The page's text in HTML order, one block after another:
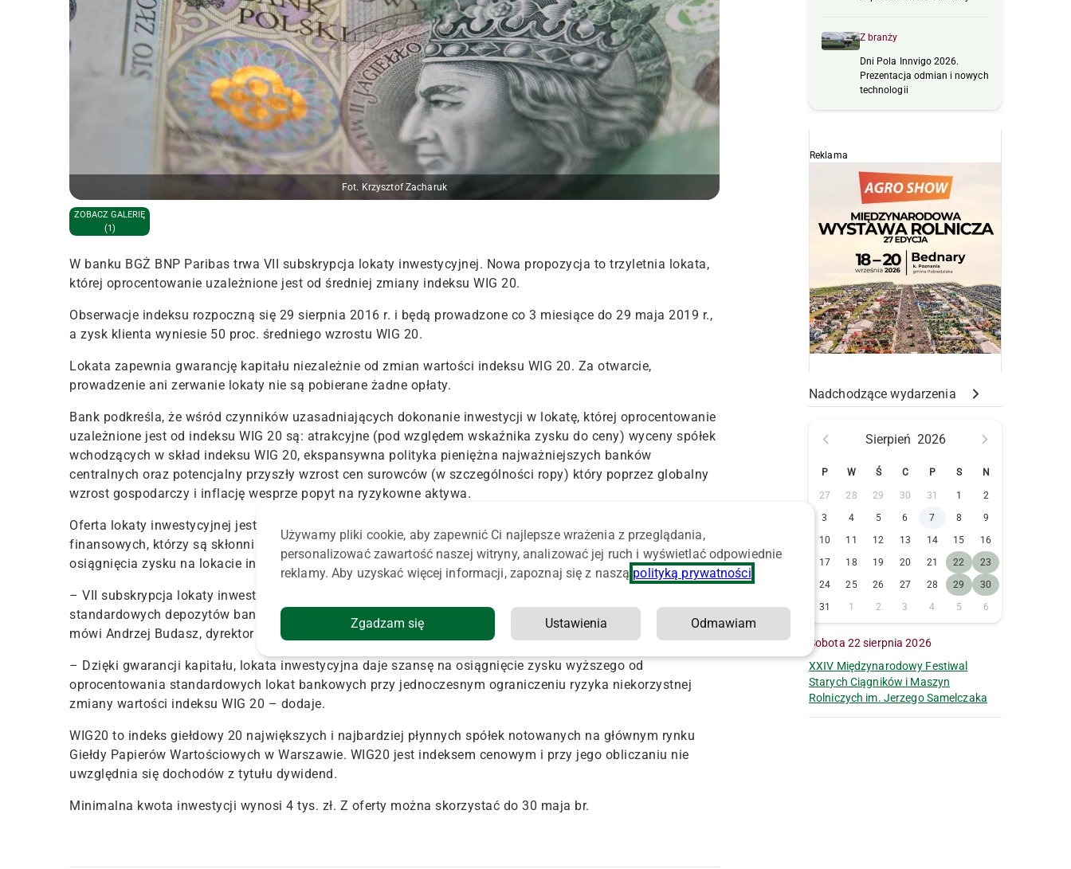
Fot. Krzysztof Zacharuk
ZOBACZ GALERIĘ
(1)
W banku BGŻ BNP Paribas trwa VII subskrypcja lokaty inwestycyjnej. Nowa propozycja to trzyletnia lokata,
której oprocentowanie uzależnione jest od średniej zmiany indeksu WIG 20.
Obserwacje indeksu rozpoczną się 29 sierpnia 2016 r. i będą prowadzone co 3 miesiące do 29 maja 2019 r.,
a zysk klienta wyniesie 50 proc. średniego wzrostu WIG 20.
Lokata zapewnia gwarancję kapitału niezależnie od zmian wartości indeksu WIG 20. Za otwarcie,
prowadzenie ani zerwanie lokaty nie są pobierane żadne opłaty.
Bank podkreśla, że wśród czynników uzasadniających dokonanie inwestycji w lokatę, której oprocentowanie
uzależnione jest od indeksu WIG 20 są: atrakcyjne (pod względem wskaźnika zysku do ceny) wyceny spółek
wchodzących w skład indeksu WIG 20, ekspansywna polityka pieniężna najważniejszych banków
centralnych oraz potencjalny przyszły wzrost cen surowców (w szczególności ropy) który poprzez globalny
wzrost gospodarczy i inflację wesprze popyt na ryzykowne aktywa.
Oferta lokaty inwestycyjnej jest skierowana do klientów posiadających wiedzę w zakresie rynków
finansowych, którzy są skłonni do zainwestowania części swoich oszczędności, pomimo braku pewności
osiągnięcia zysku na lokacie inwestycyjnej.
– VII subskrypcja lokaty inwestycyjnej to propozycja dla osób, które poszukują alternatywy dla
standardowych depozytów bankowych i dostrzegają potencjał przyszłego wzrostu polskiego rynku akcji –
mówi Andrzej Budasz, dyrektor Departamentu Produktów Detalicznych Banku BGŻ BNP Paribas.
– Dzięki gwarancji kapitału, lokata inwestycyjna daje szansę na osiągnięcie zysku wyższego od
oprocentowania standardowych lokat bankowych przy jednoczesnym ograniczeniu ryzyka niekorzystnej
zmiany wartości indeksu WIG 20 – dodaje.
WIG20 to indeks giełdowy 20 największych i najbardziej płynnych spółek notowanych na głównym rynku
Giełdy Papierów Wartościowych w Warszawie. WIG20 jest indeksem cenowym i przy jego obliczaniu nie
uwzględnia się dochodów z tytułu dywidend.
Minimalna kwota inwestycji wynosi 4 tys. zł. Z oferty można skorzystać do 30 maja br.
Z branży
Dni Pola Innvigo 2026.
Prezentacja odmian i nowych
technologii
Reklama
Nadchodzące wydarzenia
Sierpień 2026
P W Ś C P S N
27 28 29 30 31 1
2
3
4 5 6 7 8
9
10
11 12 13 14 15
16
17
18 19 20 21 22
23
24
25 26 27 28 29
30
31
1 2 3 4 5 6
Sobota 22 sierpnia 2026
XXIV Międzynarodowy Festiwal
Starych Ciągników i Maszyn
Rolniczych im. Jerzego Samelczaka
Używamy pliki cookie, aby zapewnić Ci najlepsze wrażenia z przeglądania,
personalizować zawartość naszej witryny, analizować jej ruch i wyświetlać odpowiednie
reklamy. Aby uzyskać więcej informacji, zapoznaj się z naszą polityką prywatności
Zgadzam się Ustawienia Odmawiam